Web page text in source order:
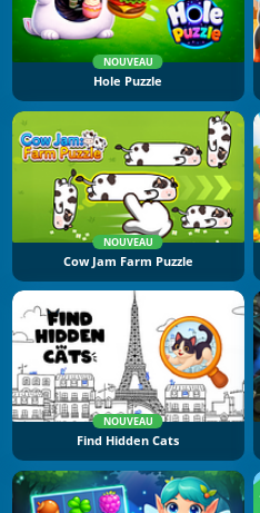
NOUVEAU
Hole Puzzle
NOUVEAU
Cow Jam Farm Puzzle
NOUVEAU
Find Hidden Cats